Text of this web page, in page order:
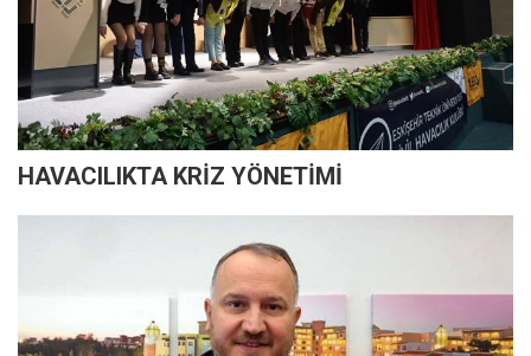
HAVACILIKTA KRİZ YÖNETİMİ